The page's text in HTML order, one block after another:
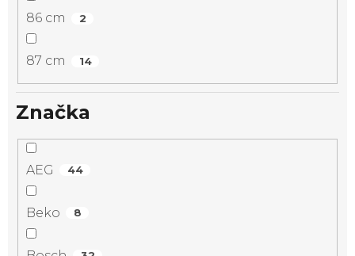
86 cm 2
87 cm 14
Značka
AEG 44
Beko 8